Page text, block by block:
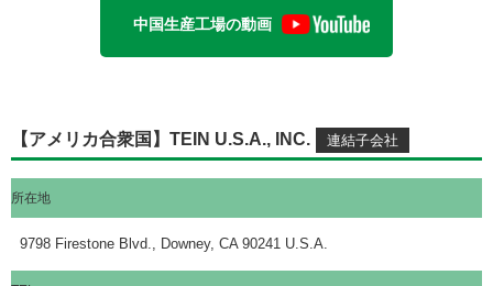
中国生産工場の動画
【アメリカ合衆国】TEIN U.S.A., INC.
所在地
9798 Firestone Blvd., Downey, CA 90241 U.S.A.